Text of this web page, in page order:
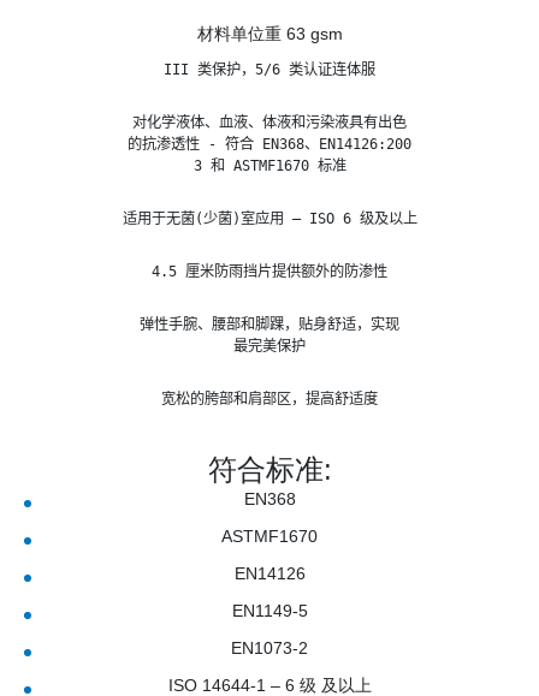
材料单位重 63 gsm
III 类保护，5/6 类认证连体服
对化学液体、血液、体液和污染液具有出色
的抗渗透性 - 符合 EN368、EN14126:200
3 和 ASTMF1670 标准
适用于无菌(少菌)室应用 – ISO 6 级及以上
4.5 厘米防雨挡片提供额外的防渗性
弹性手腕、腰部和脚踝，贴身舒适，实现
最完美保护
宽松的胯部和肩部区，提高舒适度
符合标准:
EN368
ASTMF1670
EN14126
EN1149-5
EN1073-2
ISO 14644-1 – 6 级 及以上